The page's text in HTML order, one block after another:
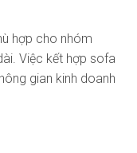
hợp cho nhóm
Việc kết hợp sofa
gian kinh doanh